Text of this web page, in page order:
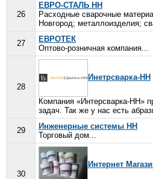
26
ЕВРО-СТАЛЬ НН
Расходные сварочные
Новгород; металлоизделия;
27
ЕВРОТЕК
Оптово-розничная компания...
28
Инетрсварка-НН
Компания «Интерсварка-НН»
задач. Так же у нас есть
29
Инженерные системы НН
Торговый дом...
30
Интернет